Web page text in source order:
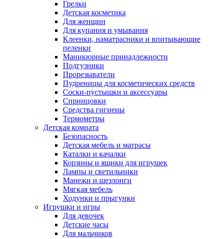
Грелки
Детская косметика
Для женщин
Для купания и умывания
Клеенки, наматрасники и впитывающие
пеленки
Маникюрные принадлежности
Подгузники
Прорезыватели
Пудреницы для косметических средств
Соски-пустышки и аксессуары
Спринцовки
Средства гигиены
Термометры
Детская комната
Безопасность
Детская мебель и матрасы
Каталки и качалки
Корзины и ящики для игрушек
Лампы и светильники
Манежи и шезлонги
Мягкая мебель
Ходунки и прыгунки
Игрушки и игры
Для девочек
Детские часы
Для мальчиков